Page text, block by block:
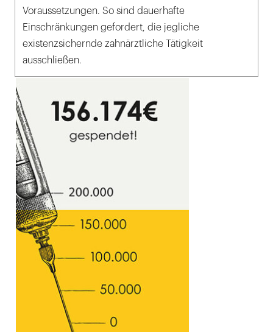
Voraussetzungen. So sind dauerhafte
Einschränkungen gefordert, die jegliche
existenzsichernde zahnärztliche Tätigkeit
ausschließen.